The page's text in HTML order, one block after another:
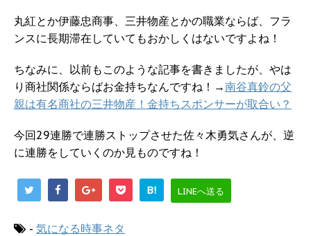
丸紅とか伊藤忠商事、三井物産とかの職業ならば、フラ
ンスに長期滞在していてもおかしくはないですよね！
ちなみに、以前もこのような記事を書きましたが、やは
り商社関係ならばお金持ちなんですね！→南谷真鈴の父
親は有名商社の三井物産！金持ちスポンサーが取合い？
今回29連勝で連勝ストップさせた佐々木勇気さんが、逆
に連勝をしていくのか見ものですね！
B! LINEへ送る
- 気になる時事ネタ